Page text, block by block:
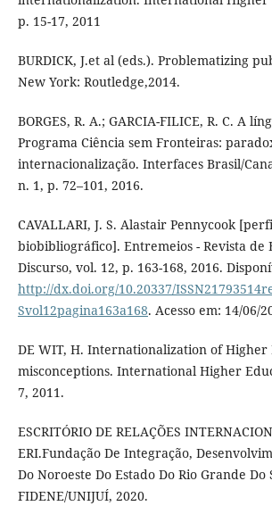
p. 15-17, 2011
BURDICK, J.et al (eds.). Problematizing
New York: Routledge,2014.
BORGES, R. A.; GARCIA-FILICE, R. C. A
Programa Ciência sem Fronteiras:
internacionalização. Interfaces Brasil/
n. 1, p. 72–101, 2016.
CAVALLARI, J. S. Alastair Pennycook
biobibliográfico]. Entremeios - Revista de
Discurso, vol. 12, p. 163-168, 2016.
http://dx.doi.org/10.20337/
Svol12pagina163a168. Acesso em: 14/06/
DE WIT, H. Internationalization of Higher
misconceptions. International Higher
7, 2011.
ESCRITÓRIO DE RELAÇÕES
ERI.Fundação De Integração,
Do Noroeste Do Estado Do Rio Grande Do
FIDENE/UNIJUÍ, 2020.